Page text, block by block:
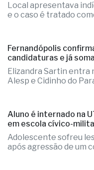
Local apresentava
e o caso é tratado
Fernandópolis
candidaturas e já
Elizandra Sartin entra
Alesp e Cidinho do
Aluno é internado na
em escola cívico-
Adolescente sofreu
após agressão de um